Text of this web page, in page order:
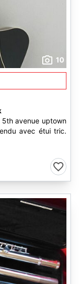
10
avenue uptown
avec étui tric.